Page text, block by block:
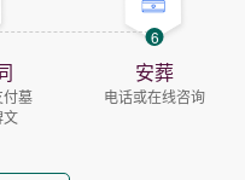
墓
文
6
安葬
电话或在线咨询